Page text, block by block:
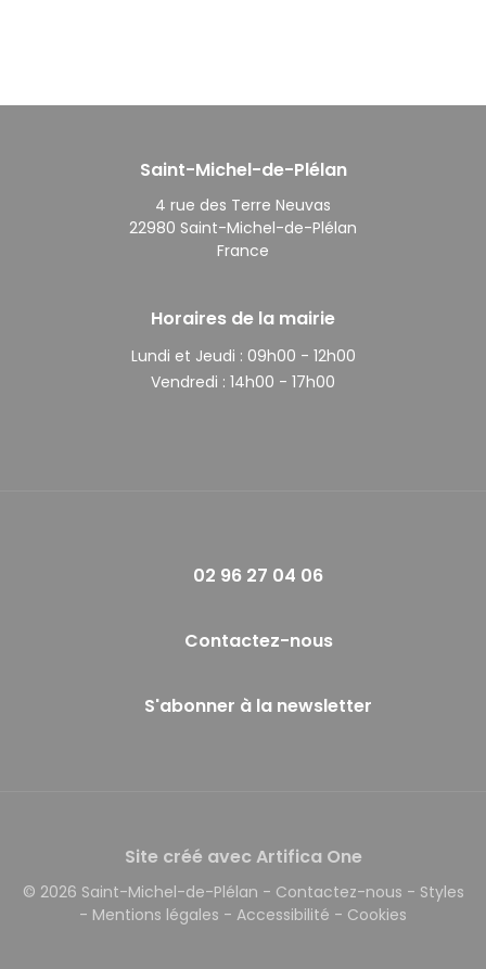
Saint-Michel-de-Plélan
4 rue des Terre Neuvas
22980 Saint-Michel-de-Plélan
France
Horaires de la mairie
Lundi et Jeudi : 09h00 - 12h00
Vendredi : 14h00 - 17h00
02 96 27 04 06
Contactez-nous
S'abonner à la newsletter
Site créé avec Artifica One
© 2026 Saint-Michel-de-Plélan - Contactez-nous - Styles
- Mentions légales - Accessibilité - Cookies